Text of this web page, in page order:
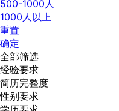
500-1000人
1000人以上
重置
确定
全部筛选
经验要求
简历完整度
性别要求